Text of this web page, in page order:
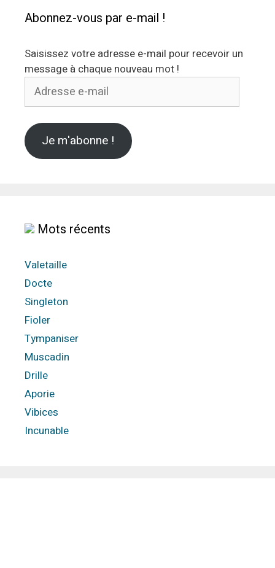
Abonnez-vous par e-mail !
Saisissez votre adresse e-mail pour recevoir un
message à chaque nouveau mot !
Adresse
Je m'abonne !
Mots récents
Valetaille
Docte
Singleton
Fioler
Tympaniser
Muscadin
Drille
Aporie
Vibices
Incunable